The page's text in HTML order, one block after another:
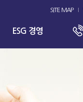
SITE MAP
ESG 경영